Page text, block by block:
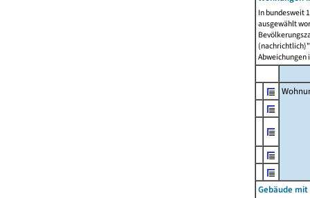
In bundesweit
ausgewählt
Abweichungen
Gebäude